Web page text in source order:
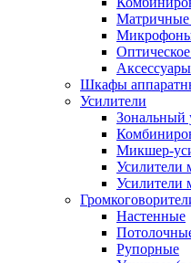
Матричные
Аксессуары
Шкафы
Усилители
Зональный
Микшер-
Усилители
Усилители
Настенные
Рупорные